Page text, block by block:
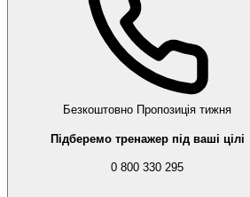
Безкоштовно Пропозиція тижня
Підберемо тренажер під ваші цілі
0 800 330 295